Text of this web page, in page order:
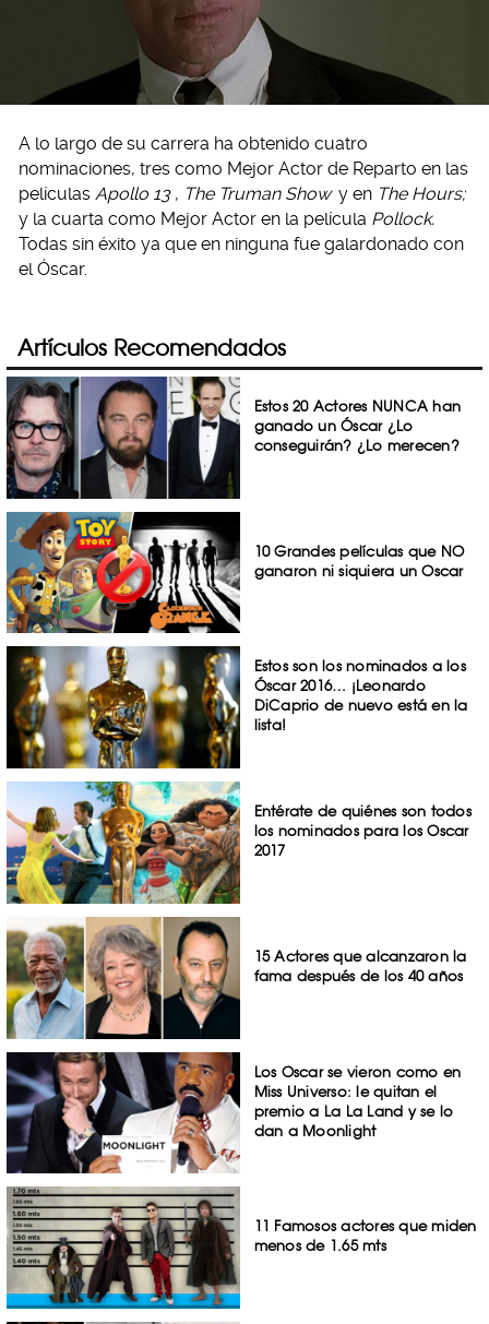
A lo largo de su carrera ha obtenido cuatro
nominaciones, tres como Mejor Actor de Reparto en las
películas Apollo 13 , The Truman Show y en The Hours;
y la cuarta como Mejor Actor en la película Pollock.
Todas sin éxito ya que en ninguna fue galardonado con
el Óscar.
Artículos Recomendados
Estos 20 Actores NUNCA han
ganado un Óscar ¿Lo
conseguirán? ¿Lo merecen?
10 Grandes películas que NO
ganaron ni siquiera un Oscar
Estos son los nominados a los
Óscar 2016… ¡Leonardo
DiCaprio de nuevo está en la
lista!
Entérate de quiénes son todos
los nominados para los Oscar
2017
15 Actores que alcanzaron la
fama después de los 40 años
Los Oscar se vieron como en
Miss Universo: le quitan el
premio a La La Land y se lo
dan a Moonlight
11 Famosos actores que miden
menos de 1.65 mts